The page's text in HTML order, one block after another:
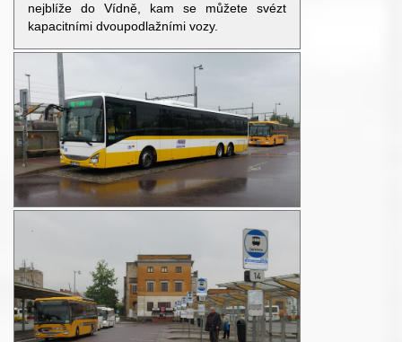
nejblíže do Vídně, kam se můžete svézt
kapacitními dvoupodlažními vozy.